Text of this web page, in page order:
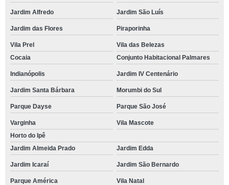
Jardim Alfredo Jardim São Luís
Jardim das Flores Piraporinha
Vila Prel
Vila das Belezas
Cocaia
Conjunto Habitacional Palmares
Indianópolis Jardim IV Centenário
Jardim Santa Bárbara Morumbi do Sul
Parque Dayse Parque São José
Varginha
Vila Mascote
Horto do Ipê
Jardim Almeida Prado
Jardim Edda
Jardim Icaraí Jardim São Bernardo
Parque América
Vila Natal